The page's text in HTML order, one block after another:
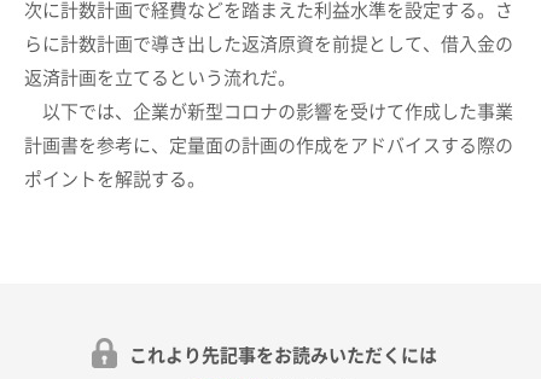
次に計数計画で経費などを踏まえた利益水準を設定する。さ
らに計数計画で導き出した返済原資を前提として、借入金の
返済計画を立てるという流れだ。
以下では、企業が新型コロナの影響を受けて作成した事業
計画書を参考に、定量面の計画の作成をアドバイスする際の
ポイントを解説する。
これより先記事をお読みいただくには